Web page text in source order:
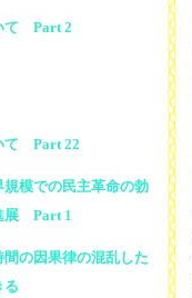
て Part 2
て Part 22
模での民主革命の勃
展 Part 1
の因果律の混乱した
る